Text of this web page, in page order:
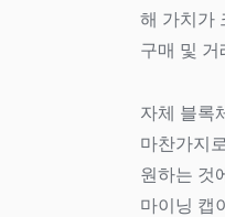
해 가치가
구매 및
자체 블록
마찬가지
원하는 것
마이닝 캡